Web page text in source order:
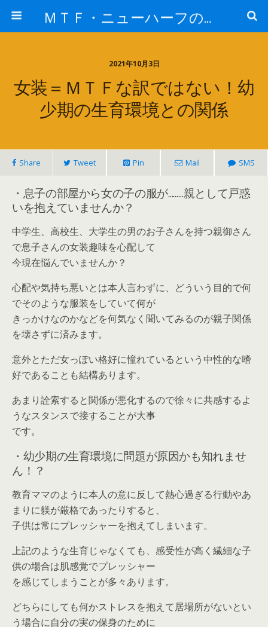
ＭＴＦ・ニューハーフの女子力アップと変身後の処世術！！
2021年10月3日
女装＝ＭＴＦな訳ではない！幼
少期の生育環境との関係
Share Tweet Pin Mail SMS
・息子の部屋から女の子の服が………親として戸惑
いを抱えていませんか？
中学生、高校生、大学生の男のお子さんを持つ親御さん
で息子さんの女装趣味を心配して
今現在悩んでいませんか？
心配や気持ち悪いとは本人言わずに、どういう目的で何
でそのような服装をしていて何が
きっかけなのかなどを何気なく聞いてみるのが親子関係
を壊さずに済みます。
意外とただ女っぽい格好に憧れているという中性的な嗜
好であることも結構あります。
あまり詮索すると関係が悪化するので徐々に共感するよ
うなスタンスで接することが大事
です。
・幼少期の生育環境に問題が原因かも知れませ
ん！？
教育ママのように本人の意に反して熱心過ぎる行動やあ
まりに躾が厳格であったりすると、
子供は常にプレッシャーを抱えてしまいます。
上記のような生育じゃなくても、感受性が高く繊細な子
供の場合は肌感覚でプレッシャー
を感じてしまうことが多々あります。
どちらにしても何かストレスを抱えて居場所がないとい
う場合に自分の実の保身のために